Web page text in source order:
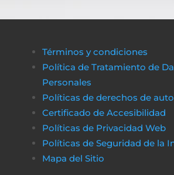
Términos y condiciones
Política de Tratamiento de
Personales
Políticas de derechos de
Certificado de Accesibilidad
Políticas de Privacidad Web
Políticas de Seguridad de la
Mapa del Sitio